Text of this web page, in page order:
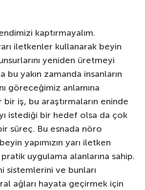
kaptırmayalım.
iletkenler kullanarak beyin
yeniden üretmeyi
bu yakın zamanda insanların
göreceğimiz anlamına
iş, bu araştırmaların eninde
istediği bir hedef olsa da çok
süreç. Bu esnada nöro
yapımızın yarı iletken
uygulama alanlarına sahip.
sistemlerini ve bunları
ağları hayata geçirmek için